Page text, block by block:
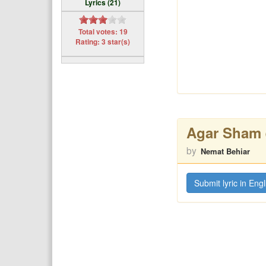
Lyrics (21)
Total votes: 19
Rating: 3 star(s)
Agar Sham
by Nemat Behiar
Submit lyric in